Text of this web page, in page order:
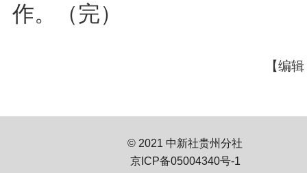
作。（完）
【编
© 2021 中新社贵州分社
京ICP备05004340号-1